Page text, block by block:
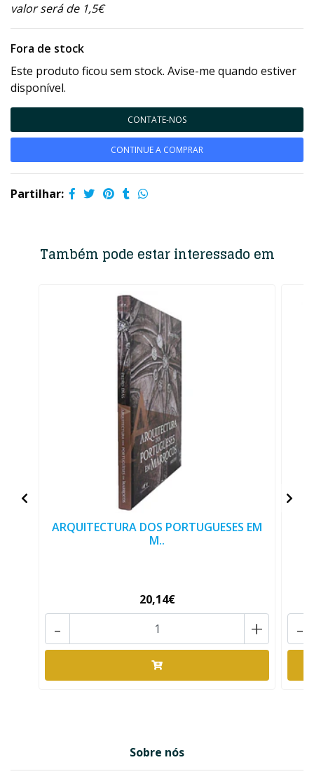
valor será de 1,5€
Fora de stock
Este produto ficou sem stock. Avise-me quando estiver
disponível.
CONTATE-NOS
CONTINUE A COMPRAR
Partilhar:
Também pode estar interessado em
ARQUITECTURA DOS PORTUGUESES EM
M..
20,14€
+
- -
Sobre nós